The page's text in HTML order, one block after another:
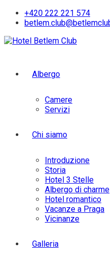
Skip
+420 222 221 574
Albergo
Camere
Servizi
Chi siamo
Introduzione
Storia
Hotel 3 Stelle
Albergo di charme
Hotel romantico
Vacanze a Praga
Vicinanze
Galleria